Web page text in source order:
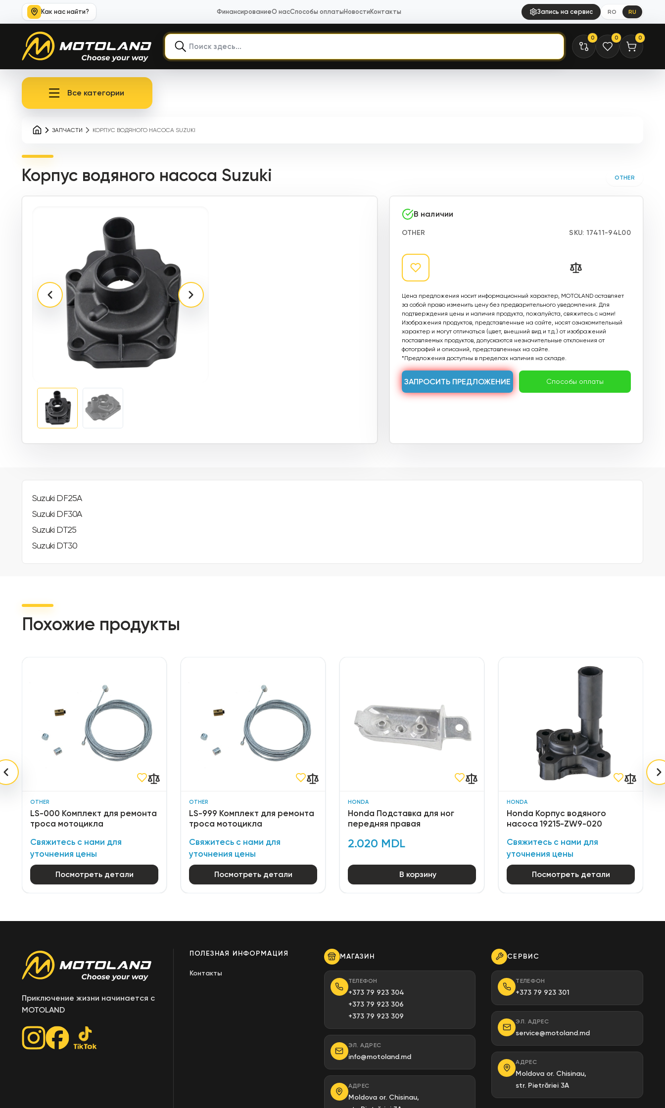
Как нас найти? ФинансированиеО насСпособы оплаты Новости Контакты Запись на сервис RO RU
0 0 0
Все категории
ЗАПЧАСТИ КОРПУС ВОДЯНОГО НАСОСА SUZUKI
Корпус водяного насоса Suzuki OTHER
В наличии
OTHER SKU:17411-94L00
Цена предложения носит информационный характер, MOTOLAND оставляет
за собой право изменить цену без предварительного уведомления. Для
подтверждения цены и наличия продукта, пожалуйста, свяжитесь с нами!
Изображения продуктов, представленные на сайте, носят ознакомительный
характер и могут отличаться (цвет, внешний вид и т.д.) от изображений
поставляемых продуктов, допускаются незначительные отклонения от
фотографий и описаний, представленных на сайте.
*Предложения доступны в пределах наличия на складе.
ЗАПРОСИТЬ ПРЕДЛОЖЕНИЕ Способы оплаты
Suzuki DF25A
Suzuki DF30A
Suzuki DT25
Suzuki DT30
Похожие продукты
OTHER
LS-000 Комплект для ремонта
троса мотоцикла
Свяжитесь с нами для
уточнения цены
Посмотреть детали
OTHER
LS-999 Комплект для ремонта
троса мотоцикла
Свяжитесь с нами для
уточнения цены
Посмотреть детали
HONDA
Honda Подставка для ног
передняя правая
2.020 MDL
В корзину
HONDA
Honda Корпус водяного
насоса 19215-ZW9-020
Свяжитесь с нами для
уточнения цены
Посмотреть детали
Приключение жизни начинается с
MOTOLAND
ПОЛЕЗНАЯ ИНФОРМАЦИЯ
Контакты
МАГАЗИН
ТЕЛЕФОН
+373 79 923 304
+373 79 923 306
+373 79 923 309
ЭЛ. АДРЕС
info@motoland.md
АДРЕС
Moldova or. Chisinau,
СЕРВИС
ТЕЛЕФОН
+373 79 923 301
ЭЛ. АДРЕС
service@motoland.md
АДРЕС
Moldova or. Chisinau,
str. Pietrăriei 3A